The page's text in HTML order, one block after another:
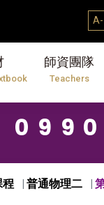
A-
師資團隊
Teachers
程 普通物理二